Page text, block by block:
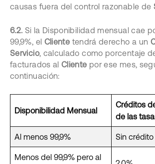
causas fuera del control razonable de
6.2. Si la Disponibilidad mensual cae
99,9%, el Cliente tendrá derecho a un
Servicio, calculado como porcentaje
facturados alCliente por ese mes,
continuación:
Disponibilidad Mensual
Créditos
de las
Al menos 99,9% Sin crédito
Menos del 99,9% pero al